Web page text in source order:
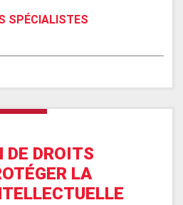
SPÉCIALISTES
DE DROITS
LA